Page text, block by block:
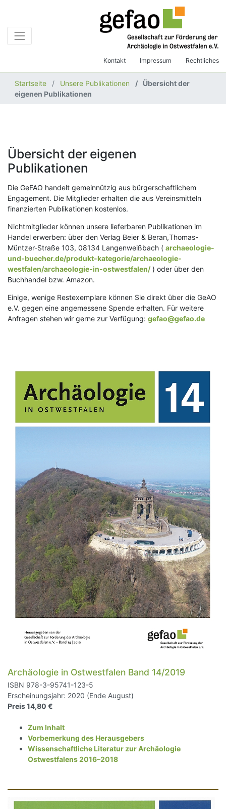
Kontakt Impressum Rechtliches
Startseite Unsere Publikationen
Übersicht der
eigenen Publikationen
Übersicht der eigenen
Publikationen
Die GeFAO handelt gemeinnützig aus bürgerschaftlichem
Engagement. Die Mitglieder erhalten die aus Vereinsmitteln
finanzierten Publikationen kostenlos.
Nichtmitglieder können unsere lieferbaren Publikationen im
Handel erwerben: über den Verlag Beier & Beran,Thomas-
Müntzer-Straße 103, 08134 Langenweißbach ( archaeologie-
und-buecher.de/produkt-kategorie/archaeologie-
westfalen/archaeologie-in-ostwestfalen/) oder über den
Buchhandel bzw. Amazon.
Einige, wenige Restexemplare können Sie direkt über die GeAO
e.V. gegen eine angemessene Spende erhalten. Für weitere
Anfragen stehen wir gerne zur Verfügung: gefao@gefao.de
Archäologie in Ostwestfalen Band 14/2019
ISBN 978-3-95741-123-5
Erscheinungsjahr: 2020 (Ende August)
Preis 14,80 €
Zum Inhalt
Vorbemerkung des Herausgebers
Wissenschaftliche Literatur zur Archäologie
Ostwestfalens 2016–2018